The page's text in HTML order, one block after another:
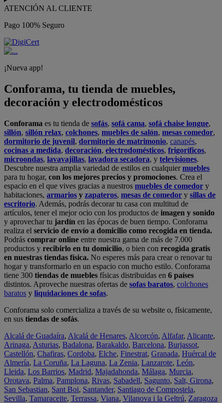
ATENCIÓN AL CLIENTE
Pago 100% Seguro
¡Nueva app!
Conforama, tu tienda de muebles,
decoración y electrodomésticos
Conforama es tu tienda de sofás, sofá cama, sofá chaise longue,
sillón, sillón relax, colchones, muebles de salón, mesas comedor,
dormitorio de juvenil, dormitorio de matrimonio, canapés,
cocinas a medida, decoración, electrodomésticos, frigoríficos,
microondas, lavavajillas, lavadora secadora, y televisiones.
Descubre nuestra amplia variedad de estilos en cualquiermuebles
para tu hogar, con los mejores precios y promociones. Crea el
espacio en el que vives gracias a nuestros muebles de comedor y
habitaciones, armarios y zapateros, mesas de comedor y sillas de
escritorio. Además, podrás decorar tu casa con multitud de
artículos, tener el mejor ocio con los productos de imagen y sonido
y aprovechar tu jardín en las épocas de buen tiempo. Conforama
realiza el servicio de envío a domicilio como recogida en tienda.
Podrás comprar online entre nuestra gama de más de 7.000
productos y recibirlo en tu domicilio, o bien con recogida gratis
en nuestras tiendas física. No esperes más para crear o renovar tu
hogar y transformarlo en un espacio con mucho estilo. Conforama
tiene 300 tiendas de muebles físicas distribuidas en 6 países
distintos. Aproveche nuestras ofertas de sofas baratos, colchones
baratos y liquidaciones de sofas.
Conforama solo comercializa a través de su website o, físicamente,
en sus tiendas de sofás.
Alcalá de Guadaíra, Alcalá de Henares, Alcorcón, Alfafar, Alicante,
Arinaga, Asturias, Badalona, Barakaldo, Barcelona, Burjassot,
Castellón, Chafiras, Cordoba, Elche, Finestrat, Granada, Huércal de
Almería, La Coruña, La Laguna, La Zenia, Lanzarote, León,
Lleida, Los Barrios, Madrid, Majadahonda, Málaga, Murcia,
Orotava, Palma, Pamplona, Rivas, Sabadell, Sagunto, Salt, Girona,
San Sebastian, Sant Boi, Santander, Santiago de Compostela,
Sevilla, Tamaraceite, Terrassa, Viana, Vilanova i la Geltrú, Zaragoza